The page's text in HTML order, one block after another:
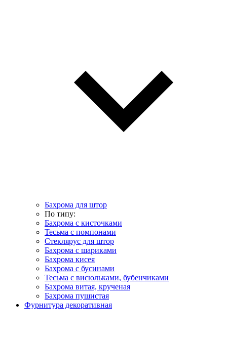
Бахрома для штор
По типу:
Бахрома с кисточками
Тесьма с помпонами
Стеклярус для штор
Бахрома с шариками
Бахрома кисея
Бахрома с бусинами
Тесьма с висюльками, бубенчиками
Бахрома витая, крученая
Бахрома пушистая
Фурнитура декоративная